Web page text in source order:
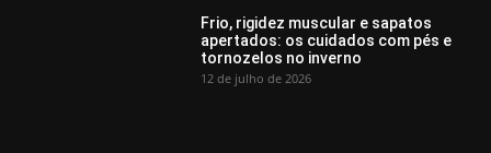
Frio, rigidez muscular e sapatos
apertados: os cuidados com pés e
tornozelos no inverno
12 de julho de 2026